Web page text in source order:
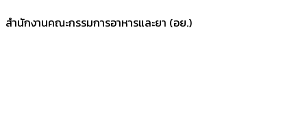
สำนักงานคณะกรรมการอาหารและยา (อย.)